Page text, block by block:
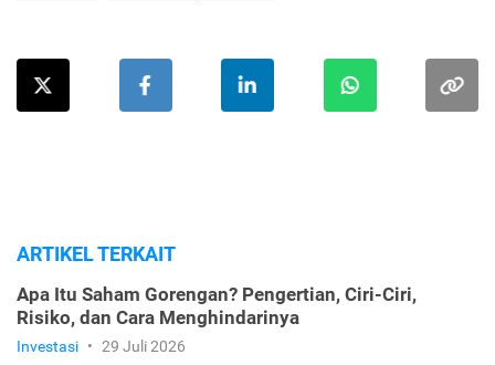
ARTIKEL TERKAIT
Apa Itu Saham Gorengan? Pengertian, Ciri-Ciri,
Risiko, dan Cara Menghindarinya
Investasi • 29 Juli 2026